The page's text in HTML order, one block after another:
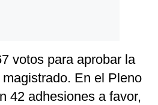
votos para aprobar la
En el Pleno
42 adhesiones a favor,